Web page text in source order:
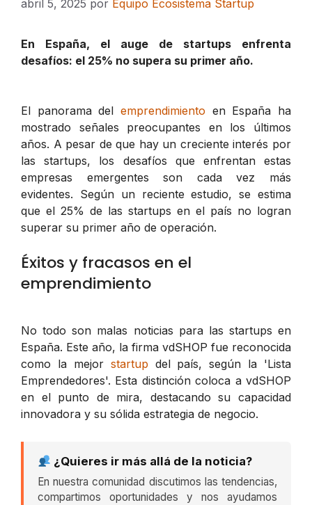
abril 5, 2025 por Equipo Ecosistema Startup
En España, el auge de startups enfrenta
desafíos: el 25% no supera su primer año.
El panorama del emprendimiento en España ha
mostrado señales preocupantes en los últimos
años. A pesar de que hay un creciente interés por
las startups, los desafíos que enfrentan estas
empresas emergentes son cada vez más
evidentes. Según un reciente estudio, se estima
que el 25% de las startups en el país no logran
superar su primer año de operación.
Éxitos y fracasos en el
emprendimiento
No todo son malas noticias para las startups en
España. Este año, la firma vdSHOP fue reconocida
como la mejor startup del país, según la 'Lista
Emprendedores'. Esta distinción coloca a vdSHOP
en el punto de mira, destacando su capacidad
innovadora y su sólida estrategia de negocio.
¿Quieres ir más allá de la noticia?
En nuestra comunidad discutimos las tendencias,
compartimos oportunidades y nos ayudamos